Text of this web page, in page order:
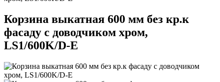
Корзина выкатная 600 мм без кр.к
фасаду с доводчиком хром,
LS1/600K/D-E